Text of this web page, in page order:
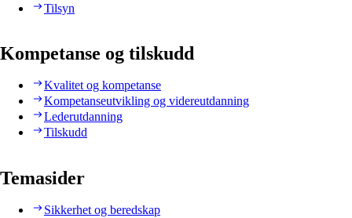
Tilsyn
Kompetanse og tilskudd
Kvalitet og kompetanse
Kompetanseutvikling og videreutdanning
Lederutdanning
Tilskudd
Temasider
Sikkerhet og beredskap